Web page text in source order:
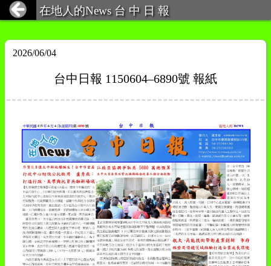
在地人的News 台 中 日 報
2026/06/04
台中日報 1150604–6890號 報紙